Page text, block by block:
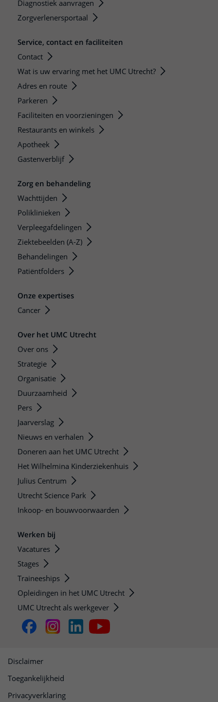
Diagnostiek aanvragen
Zorgverlenersportaal
Service, contact en faciliteiten
Contact
Wat is uw ervaring met het UMC Utrecht?
Adres en route
Parkeren
Faciliteiten en voorzieningen
Restaurants en winkels
Apotheek
Gastenverblijf
Zorg en behandeling
Wachttijden
Poliklinieken
Verpleegafdelingen
Ziektebeelden (A-Z)
Behandelingen
Patiëntfolders
Onze expertises
Cancer
Over het UMC Utrecht
Over ons
Strategie
Organisatie
Duurzaamheid
Pers
Jaarverslag
Nieuws en verhalen
Doneren aan het UMC Utrecht
Het Wilhelmina Kinderziekenhuis
Julius Centrum
Utrecht Science Park
Inkoop- en bouwvoorwaarden
Werken bij
Vacatures
Stages
Traineeships
Opleidingen in het UMC Utrecht
UMC Utrecht als werkgever
Disclaimer
Toegankelijkheid
Privacyverklaring